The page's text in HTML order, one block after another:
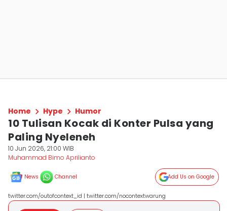
Home Hype Humor
10 Tulisan Kocak di Konter Pulsa yang
Paling Nyeleneh
10 Jun 2026, 21:00 WIB
Muhammad Bimo Aprilianto
News Channel Add Us on Google
twitter.com/outofcontext_id | twitter.com/nocontextwarung